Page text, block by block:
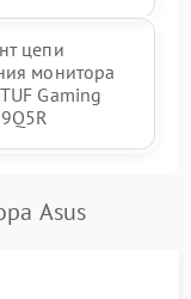
цепи
монитора
Gaming
Asus